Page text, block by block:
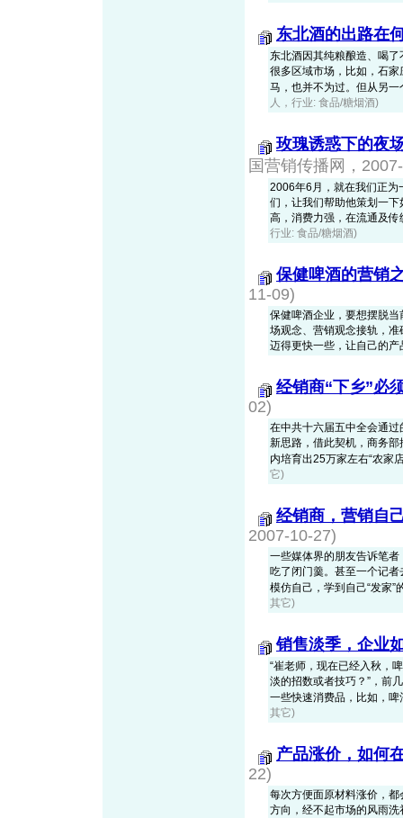
东北酒的出路在
东北酒因其纯粮酿造、喝
很多区域市场，比如，石
马，也并不为过。但从另
人，行业: 食品/糖烟酒)
玫瑰诱惑下的夜
国营销传播网，
2006年6月，就在我们正为
们，让我们帮助他策划一
高，消费力强，在流通及
行业: 食品/糖烟酒)
保健啤酒的营销
11-09)
保健啤酒企业，要想摆脱
场观念、营销观念接轨，
迈得更快一些，让自己的
经销商“下乡”必
02)
在中共十六届五中全会通
新思路，借此契机，商务
内培育出25万家左右“农家
它)
经销商，营销自
2007-10-27)
一些媒体界的朋友告诉笔
吃了闭门羹。甚至一个记
模仿自己，学到自己“发家
其它)
销售淡季，企业
“崔老师，现在已经入秋，
淡的招数或者技巧？”，前
一些快速消费品，比如，
其它)
产品涨价，如何
22)
每次方便面原材料涨价，
方向，经不起市场的风雨